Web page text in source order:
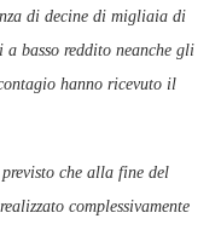
di decine di migliaia di
basso reddito neanche gli
hanno ricevuto il
che alla fine del
complessivamente